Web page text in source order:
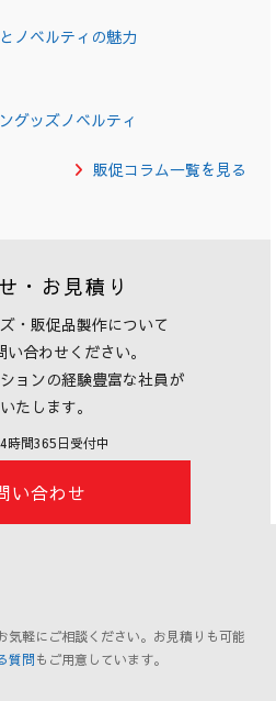
ノベルティの魅力
グッズノベルティ
販促コラム一覧を見る
・お見積り
・販促品製作について
合わせください。
ョンの経験豊富な社員が
たします。
時間365日受付中
い合わせ
気軽にご相談ください。お見積りも可能
質問もご用意しています。